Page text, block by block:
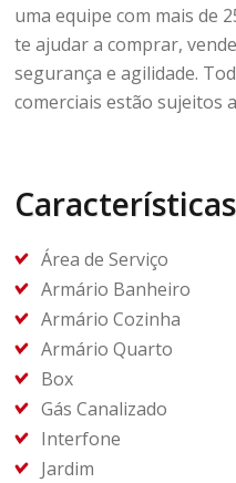
uma equipe com mais de
te ajudar a comprar,
segurança e agilidade.
comerciais estão sujeitos
Características
Área de Serviço
Armário Banheiro
Armário Cozinha
Armário Quarto
Box
Gás Canalizado
Interfone
Jardim